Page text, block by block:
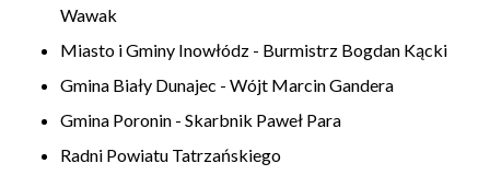
Wawak
Miasto i Gminy Inowłódz - Burmistrz Bogdan Kącki
Gmina Biały Dunajec - Wójt Marcin Gandera
Gmina Poronin - Skarbnik Paweł Para
Radni Powiatu Tatrzańskiego